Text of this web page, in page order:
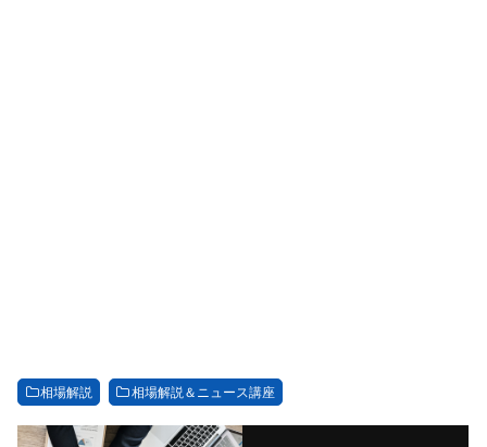
相場解説 相場解説＆ニュース講座